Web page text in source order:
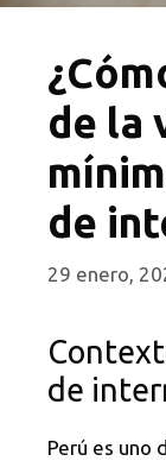
de la
de
29 enero,
de
Perú es uno